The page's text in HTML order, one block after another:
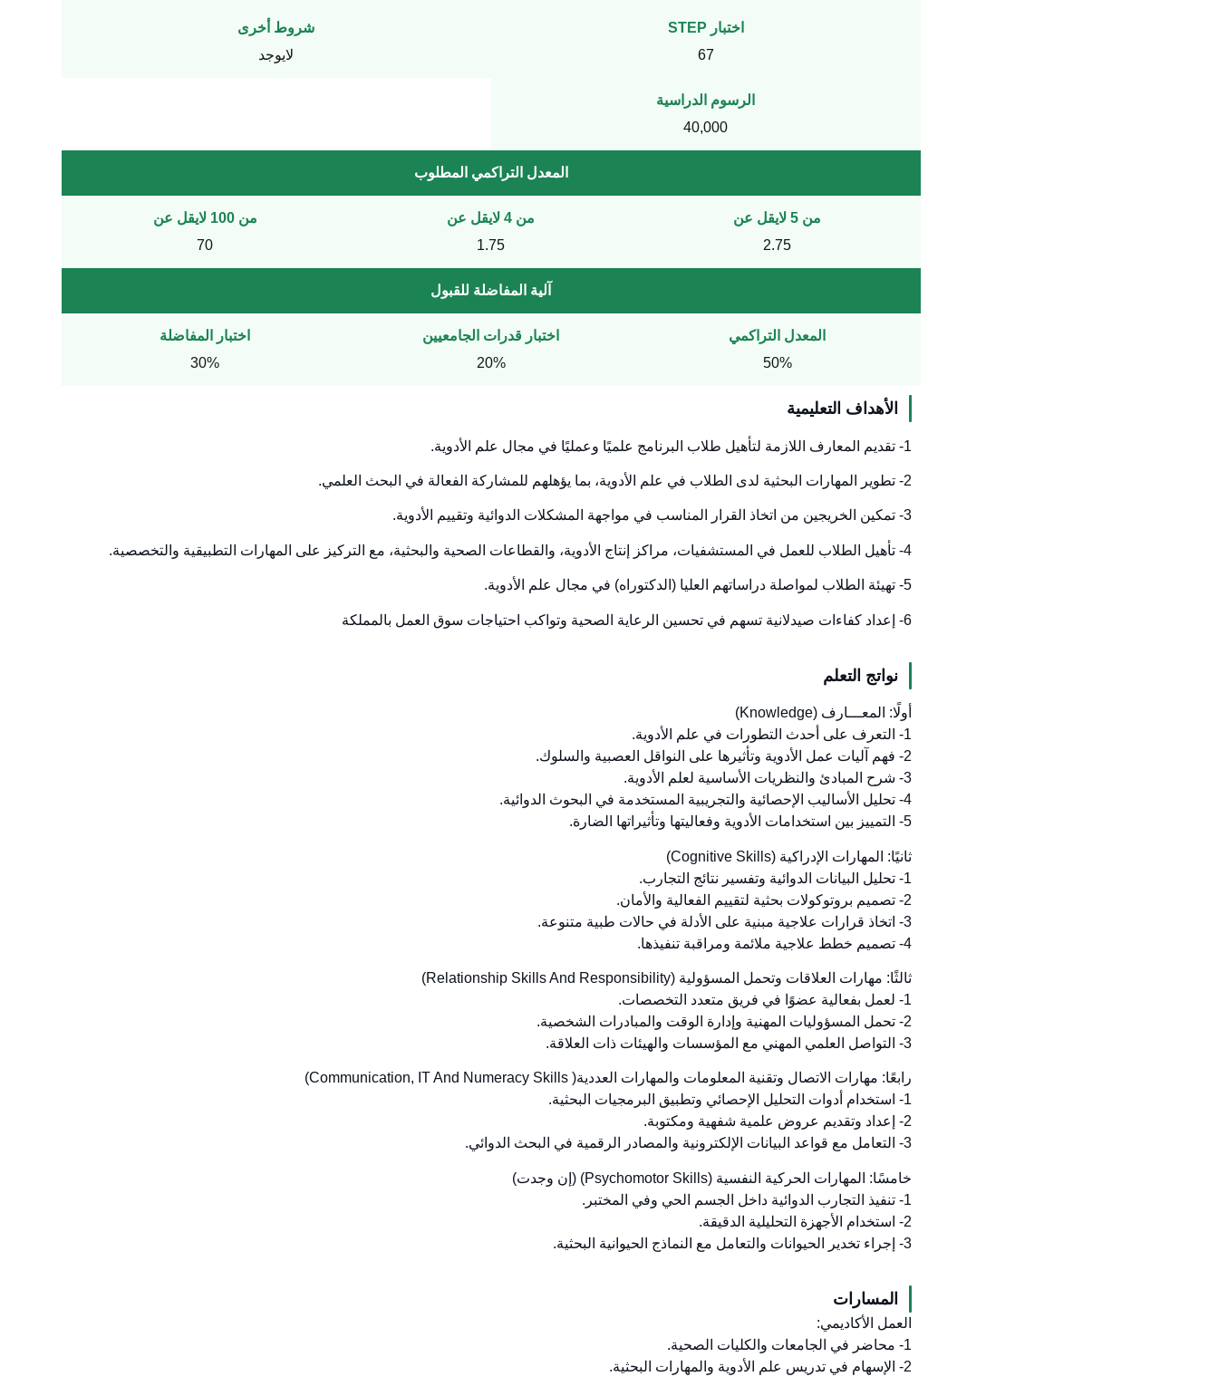
اختبار STEP
67
شروط أخرى
لايوجد
الرسوم الدراسية
40,000
المعدل التراكمي المطلوب
من 5 لايقل عن
2.75
من 4 لايقل عن
1.75
من 100 لايقل عن
70
آلية المفاضلة للقبول
المعدل التراكمي
50%
اختبار قدرات الجامعيين
20%
اختبار المفاضلة
30%
الأهداف التعليمية
1- تقديم المعارف اللازمة لتأهيل طلاب البرنامج علميًا وعمليًا في مجال علم الأدوية.
2- تطوير المهارات البحثية لدى الطلاب في علم الأدوية، بما يؤهلهم للمشاركة الفعالة في البحث العلمي.
3- تمكين الخريجين من اتخاذ القرار المناسب في مواجهة المشكلات الدوائية وتقييم الأدوية.
4- تأهيل الطلاب للعمل في المستشفيات، مراكز إنتاج الأدوية، والقطاعات الصحية والبحثية، مع التركيز على المهارات التطبيقية والتخصصية.
5- تهيئة الطلاب لمواصلة دراساتهم العليا (الدكتوراه) في مجال علم الأدوية.
6- إعداد كفاءات صيدلانية تسهم في تحسين الرعاية الصحية وتواكب احتياجات سوق العمل بالمملكة
نواتج التعلم
أولًا: المعـــارف (Knowledge)
1- التعرف على أحدث التطورات في علم الأدوية.
2- فهم آليات عمل الأدوية وتأثيرها على النواقل العصبية والسلوك.
3- شرح المبادئ والنظريات الأساسية لعلم الأدوية.
4- تحليل الأساليب الإحصائية والتجريبية المستخدمة في البحوث الدوائية.
5- التمييز بين استخدامات الأدوية وفعاليتها وتأثيراتها الضارة.
ثانيًا: المهارات الإدراكية (Cognitive Skills)
1- تحليل البيانات الدوائية وتفسير نتائج التجارب.
2- تصميم بروتوكولات بحثية لتقييم الفعالية والأمان.
3- اتخاذ قرارات علاجية مبنية على الأدلة في حالات طبية متنوعة.
4- تصميم خطط علاجية ملائمة ومراقبة تنفيذها.
ثالثًا: مهارات العلاقات وتحمل المسؤولية (Relationship Skills And Responsibility)
1- لعمل بفعالية عضوًا في فريق متعدد التخصصات.
2- تحمل المسؤوليات المهنية وإدارة الوقت والمبادرات الشخصية.
3- التواصل العلمي المهني مع المؤسسات والهيئات ذات العلاقة.
رابعًا: مهارات الاتصال وتقنية المعلومات والمهارات العددية( Communication, IT And Numeracy Skills)
1- استخدام أدوات التحليل الإحصائي وتطبيق البرمجيات البحثية.
2- إعداد وتقديم عروض علمية شفهية ومكتوبة.
3- التعامل مع قواعد البيانات الإلكترونية والمصادر الرقمية في البحث الدوائي.
خامسًا: المهارات الحركية النفسية (Psychomotor Skills) (إن وجدت)
1- تنفيذ التجارب الدوائية داخل الجسم الحي وفي المختبر.
2- استخدام الأجهزة التحليلية الدقيقة.
3- إجراء تخدير الحيوانات والتعامل مع النماذج الحيوانية البحثية.
المسارات
العمل الأكاديمي:
1- محاضر في الجامعات والكليات الصحية.
2- الإسهام في تدريس علم الأدوية والمهارات البحثية.